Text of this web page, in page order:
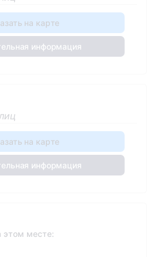
на карте
информация
на карте
информация
этом месте: